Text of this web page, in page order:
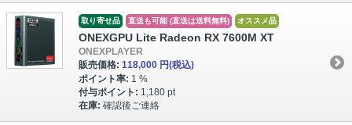
取り寄せ品 直送も可能 (直送は送料無料) オススメ品
ONEXGPU Lite Radeon RX 7600M XT
ONEXPLAYER
販売価格: 118,000 円(税込)
ポイント率: 1 %
付与ポイント: 1,180 pt
在庫: 確認後ご連絡